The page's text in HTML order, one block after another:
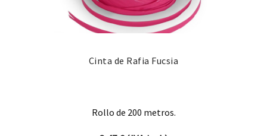
Cinta de Rafia Fucsia
Rollo de 200 metros.